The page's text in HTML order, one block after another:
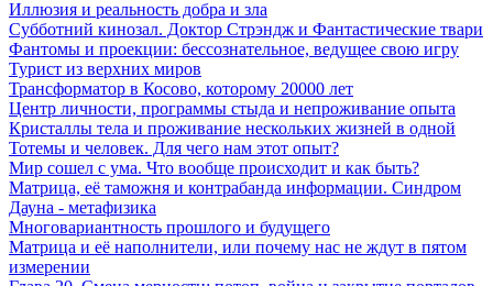
Иллюзия и реальность добра и зла
Субботний кинозал. Доктор Стрэндж и Фантастические твари
Фантомы и проекции: бессознательное, ведущее свою игру
Турист из верхних миров
Трансформатор в Косово, которому 20000 лет
Центр личности, программы стыда и непроживание опыта
Кристаллы тела и проживание нескольких жизней в одной
Тотемы и человек. Для чего нам этот опыт?
Мир сошел с ума. Что вообще происходит и как быть?
Матрица, её таможня и контрабанда информации. Синдром
Дауна - метафизика
Многовариантность прошлого и будущего
Матрица и её наполнители, или почему нас не ждут в пятом
измерении